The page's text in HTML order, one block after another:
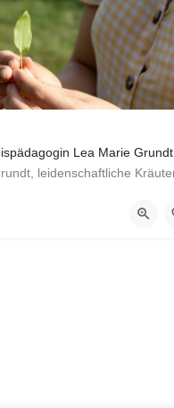
Lea Marie Grundt
63, 10367 Berlin